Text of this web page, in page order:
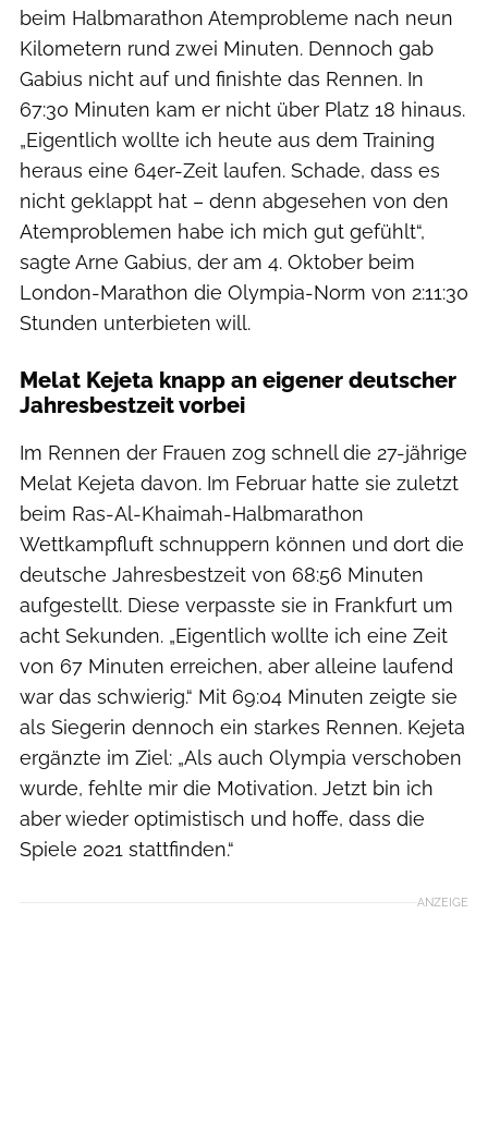
beim Halbmarathon Atemprobleme nach neun
Kilometern rund zwei Minuten. Dennoch gab
Gabius nicht auf und finishte das Rennen. In
67:30 Minuten kam er nicht über Platz 18 hinaus.
„Eigentlich wollte ich heute aus dem Training
heraus eine 64er-Zeit laufen. Schade, dass es
nicht geklappt hat – denn abgesehen von den
Atemproblemen habe ich mich gut gefühlt“,
sagte Arne Gabius, der am 4. Oktober beim
London-Marathon die Olympia-Norm von 2:11:30
Stunden unterbieten will.
Melat Kejeta knapp an eigener deutscher
Jahresbestzeit vorbei
Im Rennen der Frauen zog schnell die 27-jährige
Melat Kejeta davon. Im Februar hatte sie zuletzt
beim Ras-Al-Khaimah-Halbmarathon
Wettkampfluft schnuppern können und dort die
deutsche Jahresbestzeit von 68:56 Minuten
aufgestellt. Diese verpasste sie in Frankfurt um
acht Sekunden. „Eigentlich wollte ich eine Zeit
von 67 Minuten erreichen, aber alleine laufend
war das schwierig.“ Mit 69:04 Minuten zeigte sie
als Siegerin dennoch ein starkes Rennen. Kejeta
ergänzte im Ziel: „Als auch Olympia verschoben
wurde, fehlte mir die Motivation. Jetzt bin ich
aber wieder optimistisch und hoffe, dass die
Spiele 2021 stattfinden.“
ANZEIGE